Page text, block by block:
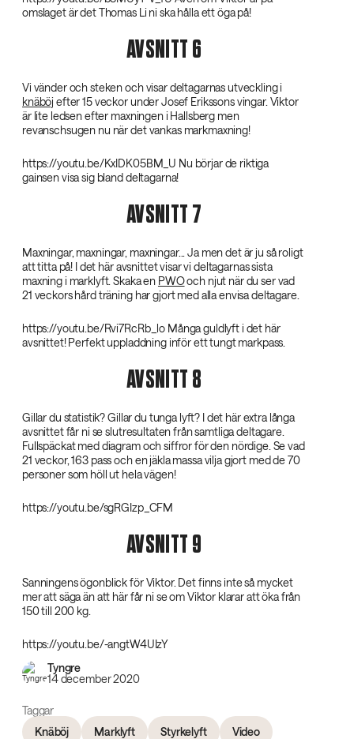
omslaget är det Thomas Li ni ska hålla ett öga på!
AVSNITT 6
Vi vänder och steken och visar deltagarnas utveckling i
knäböj efter 15 veckor under Josef Erikssons vingar. Viktor
är lite ledsen efter maxningen i Hallsberg men
revanschsugen nu när det vankas markmaxning!
https://youtu.be/KxIDK05BM_U Nu börjar de riktiga
gainsen visa sig bland deltagarna!
AVSNITT 7
Maxningar, maxningar, maxningar... Ja men det är ju så roligt
att titta på! I det här avsnittet visar vi deltagarnas sista
maxning i marklyft. Skaka en PWOoch njut när du ser vad
21 veckors hård träning har gjort med alla envisa deltagare.
https://youtu.be/Rvi7RcRb_lo Många guldlyft i det här
avsnittet! Perfekt uppladdning inför ett tungt markpass.
AVSNITT 8
Gillar du statistik? Gillar du tunga lyft? I det här extra långa
avsnittet får ni se slutresultaten från samtliga deltagare.
Fullspäckat med diagram och siffror för den nördige. Se vad
21 veckor, 163 pass och en jäkla massa vilja gjort med de 70
personer som höll ut hela vägen!
https://youtu.be/sgRGIzp_CFM
AVSNITT 9
Sanningens ögonblick för Viktor. Det finns inte så mycket
mer att säga än att här får ni se om Viktor klarar att öka från
150 till 200 kg.
https://youtu.be/-angtW4UIzY
Tyngre
14 december 2020
Taggar
Knäböj
Marklyft Styrkelyft Video